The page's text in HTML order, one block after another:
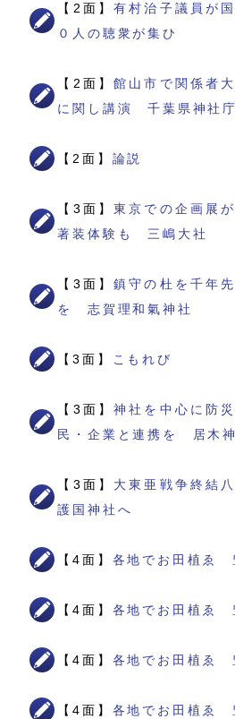
【2面】有村治子議員が
０人の聴衆が集ひ
【2面】館山市で関係者
に関し講演 千葉県神社庁
【2面】 論説
【3面】東京での企画展
著装体験も 三嶋大社
【3面】鎮守の杜を千年
を 志賀理和氣神社
【3面】 こもれび
【3面】神社を中心に防
民・企業と連携を 居木
【3面】 大東亜戦争終結
護国神社へ
【4面】 各地でお田植ゑ
【4面】 各地でお田植ゑ
【4面】 各地でお田植ゑ
【4面】 各地でお田植ゑ